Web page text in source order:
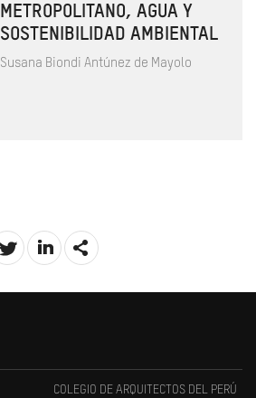
METROPOLITANO, AGUA Y
SOSTENIBILIDAD AMBIENTAL
Susana Biondi Antúnez de Mayolo
COLEGIO DE ARQUITECTOS DEL PERÚ